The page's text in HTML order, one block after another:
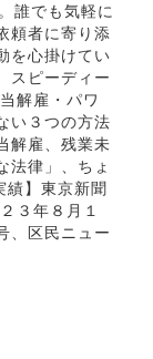
誰でも気軽に
頼者に寄り添
を心掛けてい
スピーディー
解雇・パワ
い３つの方法
解雇、残業未
法律」、ちょ
績】東京新聞
３年８月１
、区民ニュー